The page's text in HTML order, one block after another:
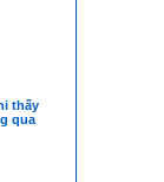
thấy
qua